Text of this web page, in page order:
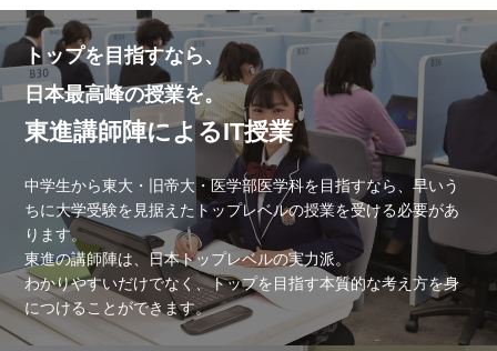
トップを目指すなら、
日本最高峰の授業を。
東進講師陣によるIT授業
中学生から東大・旧帝大・医学部医学科を目指すなら、早いう
ちに大学受験を見据えたトップレベルの授業を受ける必要があ
ります。
東進の講師陣は、日本トップレベルの実力派。
わかりやすいだけでなく、トップを目指す本質的な考え方を身
につけることができます。